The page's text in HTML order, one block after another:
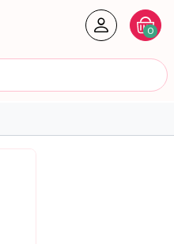
Créer
0